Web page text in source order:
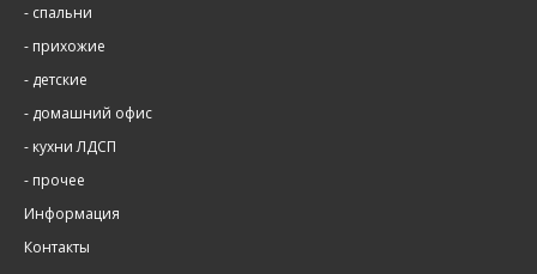
- спальни
- прихожие
- детские
- домашний офис
- кухни ЛДСП
- прочее
Информация
Контакты